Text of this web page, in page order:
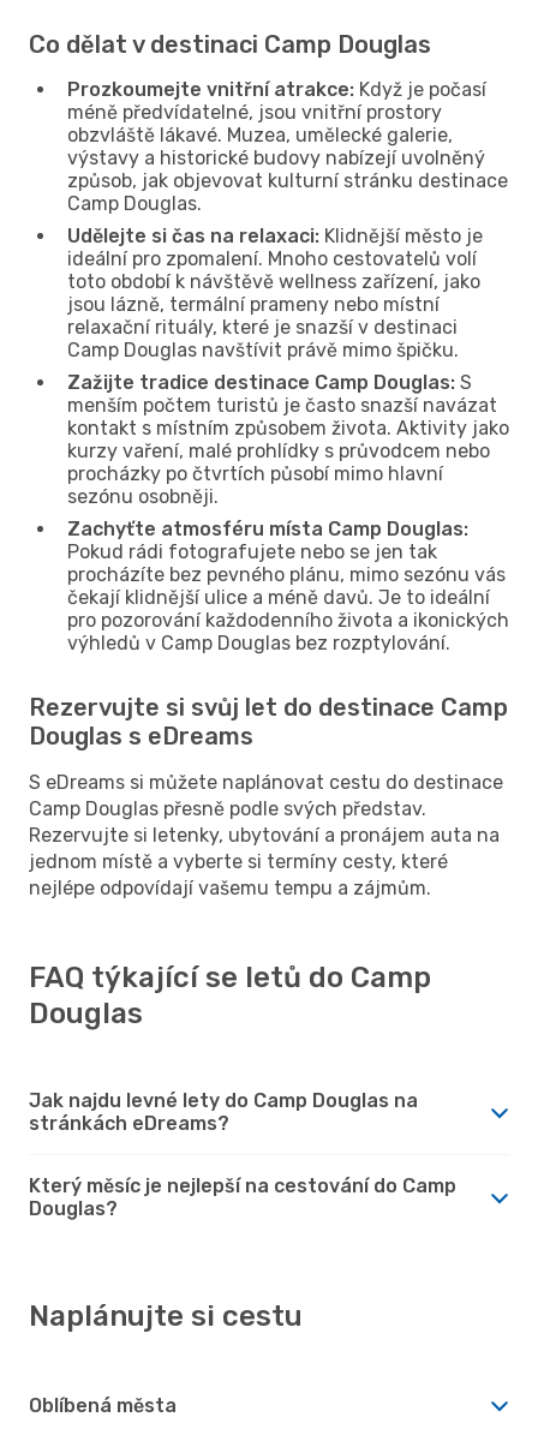
Co dělat v destinaci Camp Douglas
Prozkoumejte vnitřní atrakce: Když je počasí
méně předvídatelné, jsou vnitřní prostory
obzvláště lákavé. Muzea, umělecké galerie,
výstavy a historické budovy nabízejí uvolněný
způsob, jak objevovat kulturní stránku destinace
Camp Douglas.
Udělejte si čas na relaxaci: Klidnější město je
ideální pro zpomalení. Mnoho cestovatelů volí
toto období k návštěvě wellness zařízení, jako
jsou lázně, termální prameny nebo místní
relaxační rituály, které je snazší v destinaci
Camp Douglas navštívit právě mimo špičku.
Zažijte tradice destinace Camp Douglas: S
menším počtem turistů je často snazší navázat
kontakt s místním způsobem života. Aktivity jako
kurzy vaření, malé prohlídky s průvodcem nebo
procházky po čtvrtích působí mimo hlavní
sezónu osobněji.
Zachyťte atmosféru místa Camp Douglas:
Pokud rádi fotografujete nebo se jen tak
procházíte bez pevného plánu, mimo sezónu vás
čekají klidnější ulice a méně davů. Je to ideální
pro pozorování každodenního života a ikonických
výhledů v Camp Douglas bez rozptylování.
Rezervujte si svůj let do destinace Camp
Douglas s eDreams
S eDreams si můžete naplánovat cestu do destinace
Camp Douglas přesně podle svých představ.
Rezervujte si letenky, ubytování a pronájem auta na
jednom místě a vyberte si termíny cesty, které
nejlépe odpovídají vašemu tempu a zájmům.
FAQ týkající se letů do Camp
Douglas
Jak najdu levné lety do Camp Douglas na
stránkách eDreams?
Který měsíc je nejlepší na cestování do Camp
Douglas?
Naplánujte si cestu
Oblíbená města